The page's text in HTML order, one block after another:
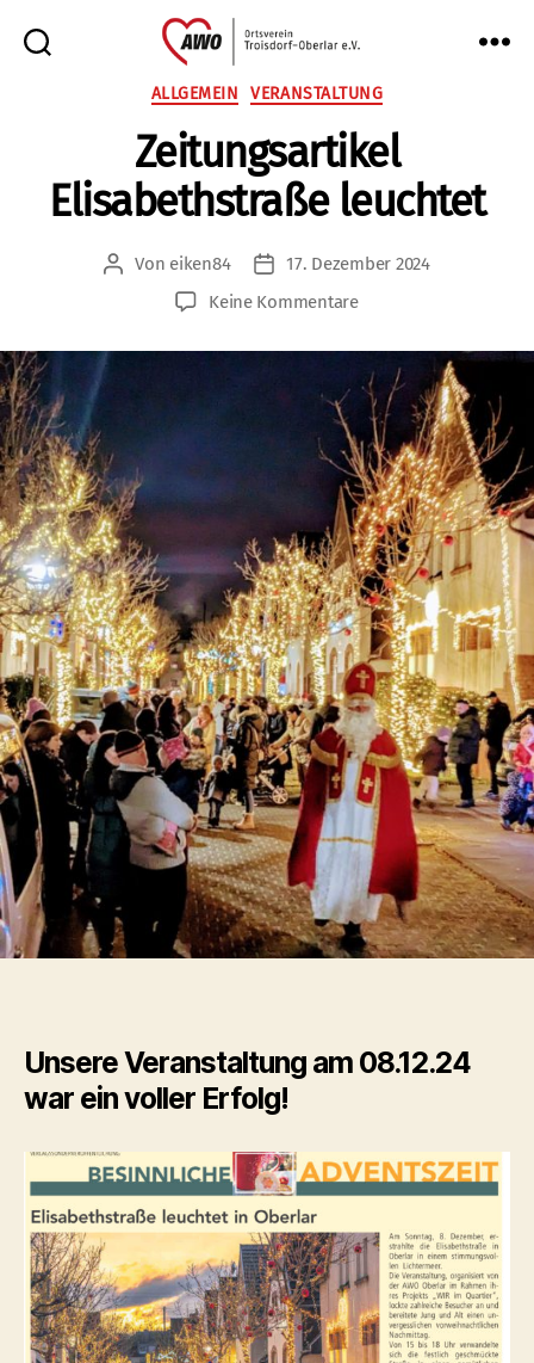
AWO
e.V.
Kategorien
ALLGEMEIN VERANSTALTUNG
Zeitungsartikel
Elisabethstraße leuchtet
Beitragsautor
Von eiken84 Veröffentlichungsdatum
17. Dezember 2024
Keine Kommentarezu
Elisabethstraße
leuchtet
Unsere Veranstaltung am 08.12.24
war ein voller Erfolg!